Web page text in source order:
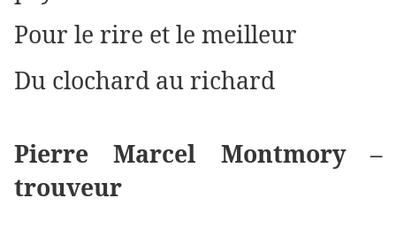
Pour le rire et le meilleur
Du clochard au richard
Pierre Marcel Montmory –
trouveur